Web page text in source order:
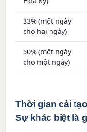
33% (một ngày
cho hai ngày)
50% (một ngày
cho một ngày)
Thời gian cải
Sự khác biệt là